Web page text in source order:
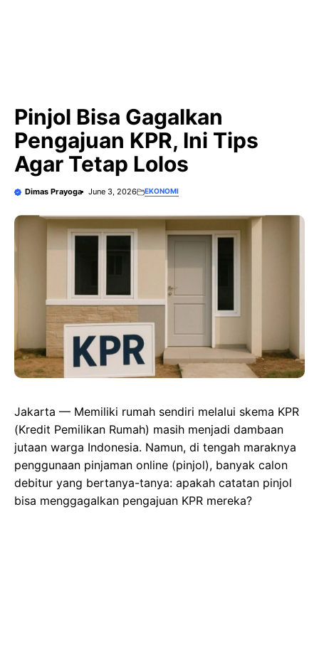
Pinjol Bisa Gagalkan
Pengajuan KPR, Ini Tips
Agar Tetap Lolos
Dimas Prayoga June 3, 2026 EKONOMI
Jakarta — Memiliki rumah sendiri melalui skema KPR
(Kredit Pemilikan Rumah) masih menjadi dambaan
jutaan warga Indonesia. Namun, di tengah maraknya
penggunaan pinjaman online (pinjol), banyak calon
debitur yang bertanya-tanya: apakah catatan pinjol
bisa menggagalkan pengajuan KPR mereka?